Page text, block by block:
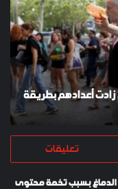
زادت أعدادهم بطريقة
تعليقات
الدماغ بسبب تخمة محتوى